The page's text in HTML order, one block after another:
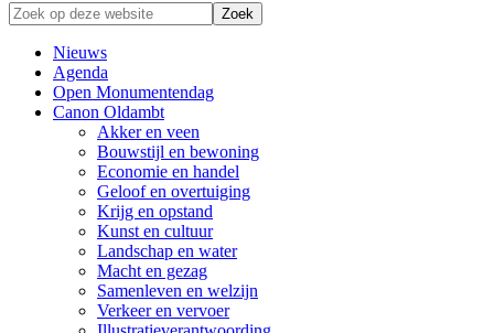
Zonder
verleden
geen
toekomst
Zoek
op
deze
website
Nieuws
Agenda
Open Monumentendag
Canon Oldambt
Akker en veen
Bouwstijl en bewoning
Economie en handel
Geloof en overtuiging
Krijg en opstand
Kunst en cultuur
Landschap en water
Macht en gezag
Samenleven en welzijn
Verkeer en vervoer